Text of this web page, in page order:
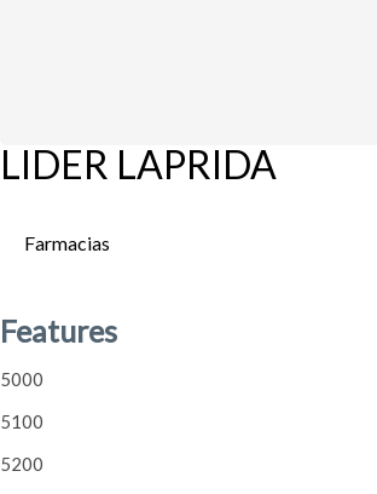
LIDER LAPRIDA
Farmacias
Features
5000
5100
5200